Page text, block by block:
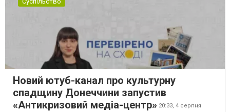
Новий ютуб-канал про культурну
спадщину Донеччини запустив
«Антикризовий медіа-центр» 20:33, 4 серпня